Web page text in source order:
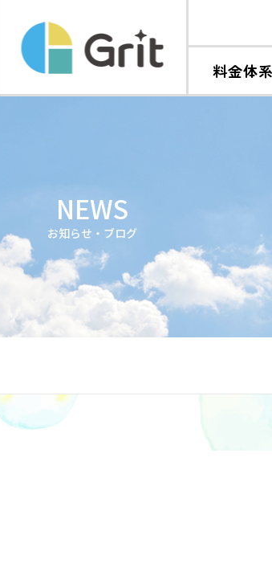
料金体
NEWS
お知らせ・ブログ